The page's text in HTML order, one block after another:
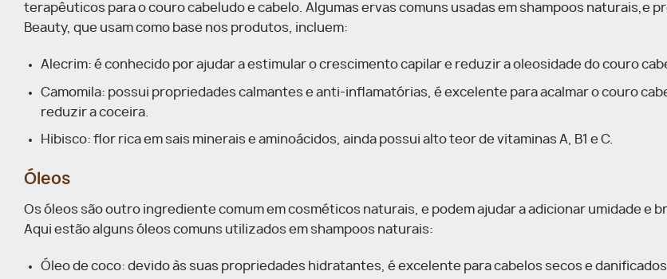
terapêuticos para o couro cabeludo e cabelo. Algumas ervas comuns usadas em shampoos naturais,e
Beauty, que usam como base nos produtos, incluem:
Alecrim: é conhecido por ajudar a estimular o crescimento capilar e reduzir a oleosidade do couro
Camomila: possui propriedades calmantes e anti-inflamatórias, é excelente para acalmar o couro
reduzir a coceira.
Hibisco: flor rica em sais minerais e aminoácidos, ainda possui alto teor de vitaminas A, B1 e C.
Óleos
Os óleos são outro ingrediente comum em cosméticos naturais, e podem ajudar a adicionar umidade e
Aqui estão alguns óleos comuns utilizados em shampoos naturais:
Óleo de coco: devido às suas propriedades hidratantes, é excelente para cabelos secos e danificados.